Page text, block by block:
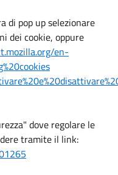
di pop up selezionare
dei cookie, oppure
en-
dove regolare le
tramite il link: